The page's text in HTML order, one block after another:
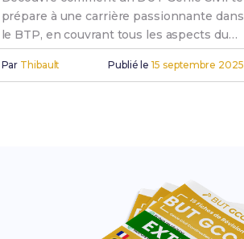
prépare à une carrière passionnante dans
le BTP, en couvrant tous les aspects du
bâtiment et génie civil.
Par Thibault Publié le15 septembre 2025